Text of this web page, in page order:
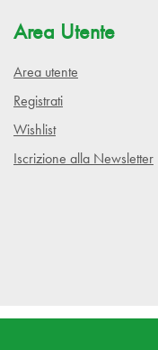
Area Utente
Area utente
Registrati
Wishlist
Iscrizione alla Newsletter